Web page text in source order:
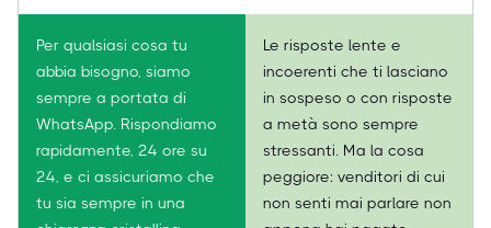
Per qualsiasi cosa tu
abbia bisogno, siamo
sempre a portata di
WhatsApp. Rispondiamo
rapidamente, 24 ore su
24, e ci assicuriamo che
tu sia sempre in una
Le risposte lente e
incoerenti che ti lasciano
in sospeso o con risposte
a metà sono sempre
stressanti. Ma la cosa
peggiore: venditori di cui
non senti mai parlare non